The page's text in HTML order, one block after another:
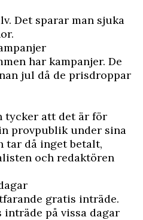
Det sparar man sjuka
har kampanjer. De
jul då de prisdroppar
tycker att det är för
provpublik under sina
tar då inget betalt,
och redaktören
gratis inträde.
på vissa dagar